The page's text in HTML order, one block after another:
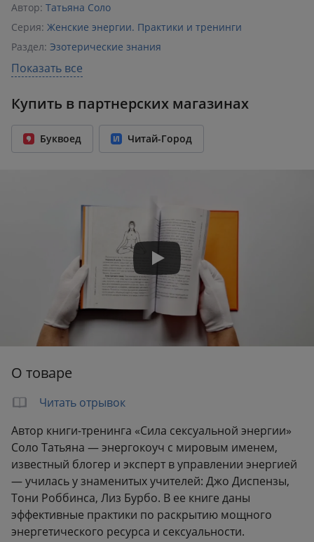
Автор: Татьяна Соло
Серия: Женские энергии. Практики и тренинги
Раздел: Эзотерические знания
Издательство:
Возрастное ограничение: 18+
Год издания: 2025
Количество страниц: 224
169x218 мм
Показать все
Купить в партнерских магазинах
Буквоед Читай-Город
О товаре
Читать отрывок
Автор книги-тренинга «Сила сексуальной энергии»
Соло Татьяна — энергокоуч с мировым именем,
известный блогер и эксперт в управлении энергией
— училась у знаменитых учителей: Джо Диспензы,
Тони Роббинса, Лиз Бурбо. В ее книге даны
эффективные практики по раскрытию мощного
энергетического ресурса и сексуальности.